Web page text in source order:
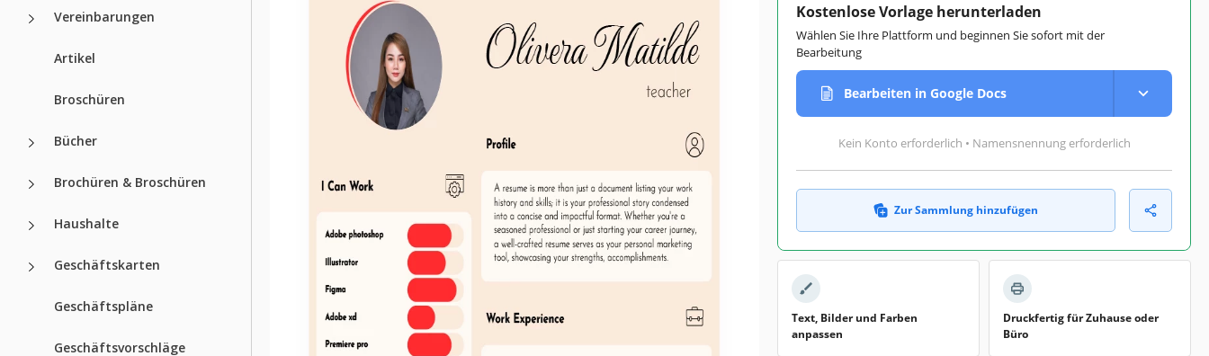
Vereinbarungen
Artikel
Broschüren
Bücher
Brochüren & Broschüren
Haushalte
Geschäftskarten
Geschäftspläne
Geschäftsvorschläge
Kostenlose Vorlage herunterladen
Wählen Sie Ihre Plattform und beginnen Sie sofort mit der
Bearbeitung
Bearbeiten in Google Docs
Kein Konto erforderlich • Namensnennung erforderlich
Zur Sammlung hinzufügen
Text, Bilder und Farben
anpassen
Druckfertig für Zuhause oder
Büro